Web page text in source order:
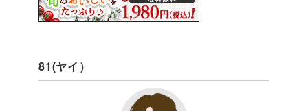
81(ヤイ）